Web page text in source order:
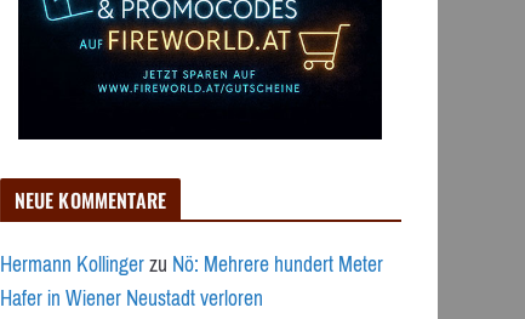
NEUE KOMMENTARE
Hermann KollingerzuNö: Mehrere hundert Meter
Hafer in Wiener Neustadt verloren